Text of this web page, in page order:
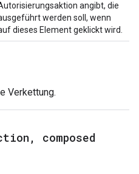
angibt, die
werden soll, wenn
dieses Element geklickt wird.
Verkettung.
,
composed